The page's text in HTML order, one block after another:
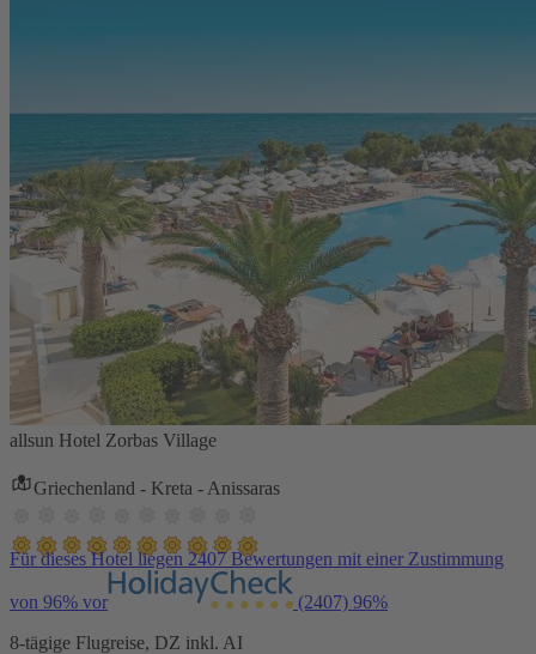
allsun Hotel Zorbas Village
Griechenland - Kreta - Anissaras
Für dieses Hotel liegen 2407 Bewertungen mit einer Zustimmung
von 96% vor (2407) 96%
8-tägige Flugreise, DZ inkl. AI